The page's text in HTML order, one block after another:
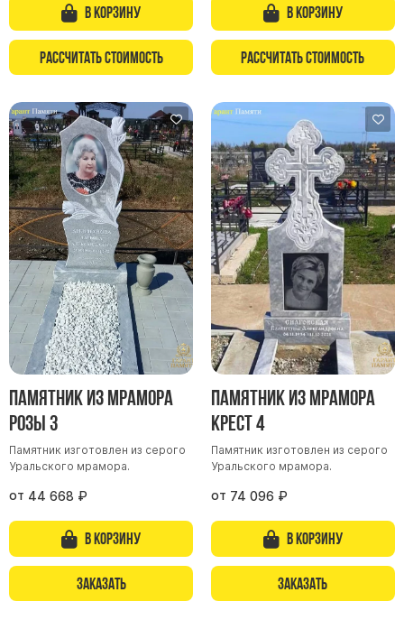
В корзину
Рассчитать стоимость
В корзину
Рассчитать стоимость
Памятник из мрамора
Розы 3
Памятник изготовлен из серого
Уральского мрамора.
от 44 668 ₽
В корзину
Заказать
Памятник из мрамора
Крест 4
Памятник изготовлен из серого
Уральского мрамора.
от 74 096 ₽
В корзину
Заказать